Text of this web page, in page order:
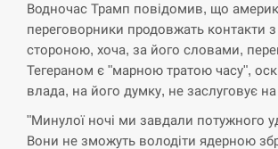
14:10
У Румунії затоплять чотири баржі
збільшення потоку води до…
СЕРПЕНЬ
13:53
В Москве пожаловались на
дронов Украины
Водночас Трамп повідомив, що
переговорники продовжать контакти
стороною, хоча, за його словами,
Тегераном є "марною тратою часу",
влада, на його думку, не заслуговує на
"Минулої ночі ми завдали потужного
Вони не зможуть володіти ядерною